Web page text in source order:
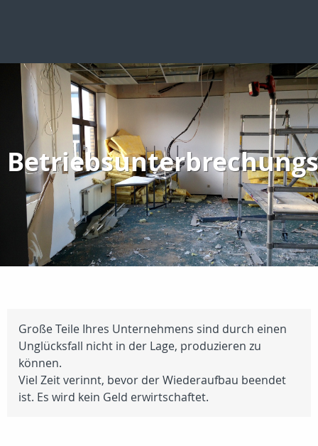
Große Teile Ihres Unternehmens sind durch einen
Unglücksfall nicht in der Lage, produzieren zu
können.
Viel Zeit verinnt, bevor der Wiederaufbau beendet
ist. Es wird kein Geld erwirtschaftet.